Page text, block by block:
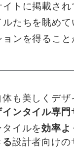
トに掲載され
たちを眺めて
ンを得ること
も美しくデザ
インタイル専門
タイルを効率よ
る設計者向けの